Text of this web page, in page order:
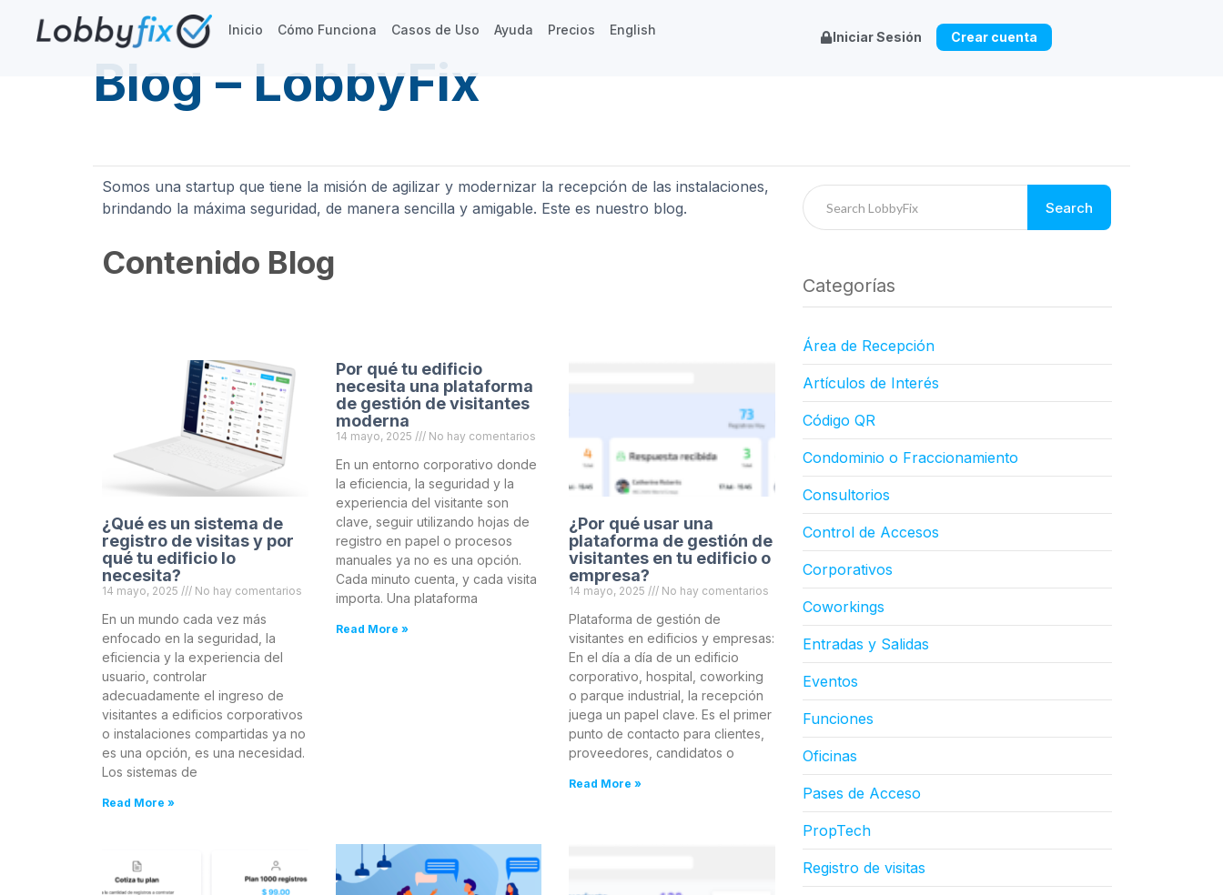
Inicio Cómo Funciona Casos de Uso Ayuda Precios English Iniciar Sesión Crear cuenta
Blog – LobbyFix
Somos una startup que tiene la misión de agilizar y modernizar la recepción de las instalaciones,
brindando la máxima seguridad, de manera sencilla y amigable. Este es nuestro blog.
Contenido Blog
¿Qué es un sistema de
registro de visitas y por
qué tu edificio lo
necesita?
14 mayo, 2025 No hay comentarios
En un mundo cada vez más
enfocado en la seguridad, la
eficiencia y la experiencia del
usuario, controlar
adecuadamente el ingreso de
visitantes a edificios corporativos
o instalaciones compartidas ya no
es una opción, es una necesidad.
Los sistemas de
Read More »
Por qué tu edificio
necesita una plataforma
de gestión de visitantes
moderna
14 mayo, 2025 No hay comentarios
En un entorno corporativo donde
la eficiencia, la seguridad y la
experiencia del visitante son
clave, seguir utilizando hojas de
registro en papel o procesos
manuales ya no es una opción.
Cada minuto cuenta, y cada visita
importa. Una plataforma
Read More »
¿Por qué usar una
plataforma de gestión de
visitantes en tu edificio o
empresa?
14 mayo, 2025 No hay comentarios
Plataforma de gestión de
visitantes en edificios y empresas:
En el día a día de un edificio
corporativo, hospital, coworking
o parque industrial, la recepción
juega un papel clave. Es el primer
punto de contacto para clientes,
proveedores, candidatos o
Read More »
Search
Categorías
Área de Recepción
Artículos de Interés
Código QR
Condominio o Fraccionamiento
Consultorios
Control de Accesos
Corporativos
Coworkings
Entradas y Salidas
Eventos
Funciones
Oficinas
Pases de Acceso
PropTech
Registro de visitas